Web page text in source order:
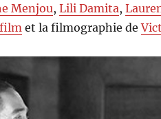
Menjou,Lili Damita,
et la filmographie de